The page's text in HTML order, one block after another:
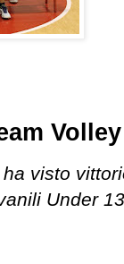
visto
Under